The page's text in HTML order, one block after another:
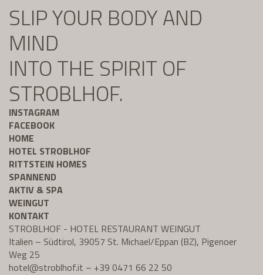
SLIP YOUR BODY AND
MIND
INTO THE SPIRIT OF
STROBLHOF.
INSTAGRAM
FACEBOOK
HOME
HOTEL STROBLHOF
RITTSTEIN HOMES
SPANNEND
AKTIV & SPA
WEINGUT
KONTAKT
STROBLHOF - HOTEL RESTAURANT WEINGUT
Italien – Südtirol, 39057 St. Michael/Eppan (BZ), Pigenoer
Weg 25
hotel@stroblhof.it – +39 0471 66 22 50